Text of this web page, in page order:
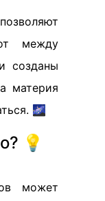
между
созданы
материя
🌌
💡
может